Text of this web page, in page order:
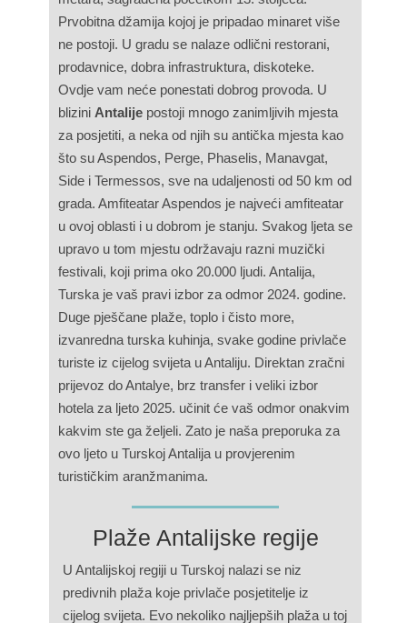
Prvobitna džamija kojoj je pripadao minaret više
ne postoji. U gradu se nalaze odlični restorani,
prodavnice, dobra infrastruktura, diskoteke.
Ovdje vam neće ponestati dobrog provoda. U
blizini Antalije postoji mnogo zanimljivih mjesta
za posjetiti, a neka od njih su antička mjesta kao
što su Aspendos, Perge, Phaselis, Manavgat,
Side i Termessos, sve na udaljenosti od 50 km od
grada. Amfiteatar Aspendos je najveći amfiteatar
u ovoj oblasti i u dobrom je stanju. Svakog ljeta se
upravo u tom mjestu održavaju razni muzički
festivali, koji prima oko 20.000 ljudi. Antalija,
Turska je vaš pravi izbor za odmor 2024. godine.
Duge pješčane plaže, toplo i čisto more,
izvanredna turska kuhinja, svake godine privlače
turiste iz cijelog svijeta u Antaliju. Direktan zračni
prijevoz do Antalye, brz transfer i veliki izbor
hotela za ljeto 2025. učinit će vaš odmor onakvim
kakvim ste ga željeli. Zato je naša preporuka za
ovo ljeto u Turskoj Antalija u provjerenim
turističkim aranžmanima.
Plaže Antalijske regije
U Antalijskoj regiji u Turskoj nalazi se niz
predivnih plaža koje privlače posjetitelje iz
cijelog svijeta. Evo nekoliko najljepših plaža u toj